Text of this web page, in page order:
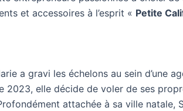
et accessoires à l’esprit « Petite
a gravi les échelons au sein d’une
elle décide de voler de ses
attachée à sa ville